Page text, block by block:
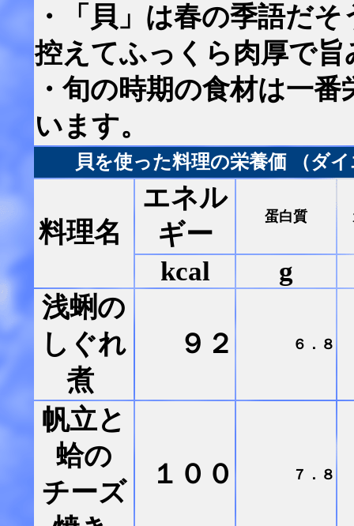
・「貝」は春の季語だ
控えてふっくら肉厚で
・旬の時期の食材は一
います。
貝を使った料理の栄養価 （ダ
料理名
エネル
ギー
蛋白質
kcal
g
浅蜊の
しぐれ
煮
９２ ６．８
帆立と
蛤の
チーズ
１００ ７．８